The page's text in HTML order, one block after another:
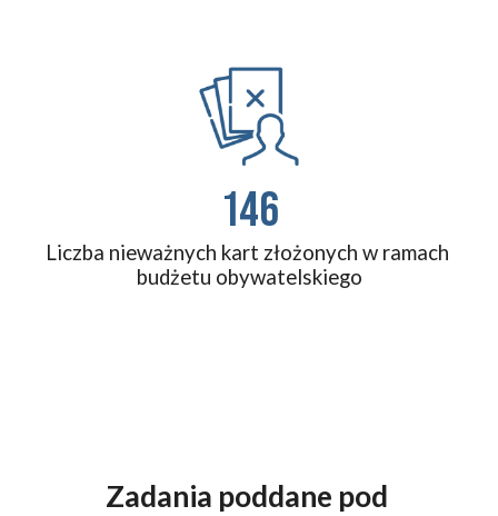
146
Liczba nieważnych kart złożonych w ramach
budżetu obywatelskiego
Zadania poddane pod